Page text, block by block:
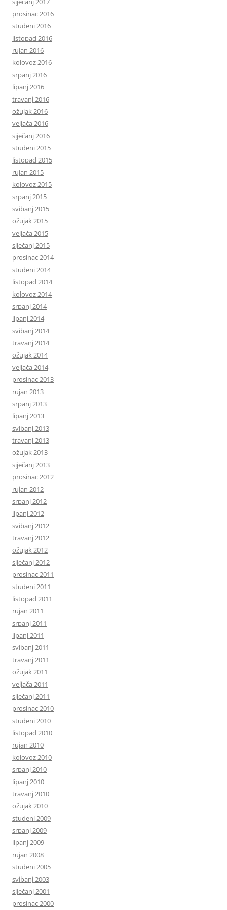
prosinac 2016
studeni 2016
listopad 2016
rujan 2016
kolovoz 2016
srpanj 2016
lipanj 2016
travanj 2016
ožujak 2016
veljača 2016
siječanj 2016
studeni 2015
listopad 2015
rujan 2015
kolovoz 2015
srpanj 2015
svibanj 2015
ožujak 2015
veljača 2015
siječanj 2015
prosinac 2014
studeni 2014
listopad 2014
kolovoz 2014
srpanj 2014
lipanj 2014
svibanj 2014
travanj 2014
ožujak 2014
veljača 2014
prosinac 2013
rujan 2013
srpanj 2013
lipanj 2013
svibanj 2013
travanj 2013
ožujak 2013
siječanj 2013
prosinac 2012
rujan 2012
srpanj 2012
lipanj 2012
svibanj 2012
travanj 2012
ožujak 2012
siječanj 2012
prosinac 2011
studeni 2011
listopad 2011
rujan 2011
srpanj 2011
lipanj 2011
svibanj 2011
travanj 2011
ožujak 2011
veljača 2011
siječanj 2011
prosinac 2010
studeni 2010
listopad 2010
rujan 2010
kolovoz 2010
srpanj 2010
lipanj 2010
travanj 2010
ožujak 2010
studeni 2009
srpanj 2009
lipanj 2009
rujan 2008
studeni 2005
svibanj 2003
siječanj 2001
prosinac 2000